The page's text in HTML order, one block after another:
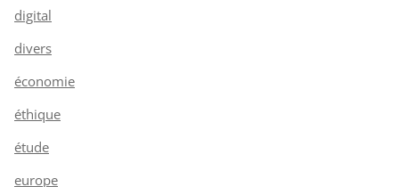
digital
divers
économie
éthique
étude
europe